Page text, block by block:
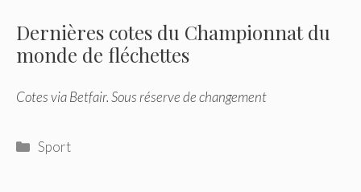
Dernières cotes du Championnat du
monde de fléchettes
Cotes via Betfair. Sous réserve de changement
Catégories
Sport